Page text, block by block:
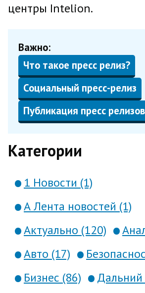
центры Intelion.
Важно:
Что такое пресс релиз?
Социальный пресс-релиз
Публикация пресс
Категории
1 Новости (1)
А Лента новостей (1)
Актуально (120)
Авто (17)
Бизнес (86)
Дальний